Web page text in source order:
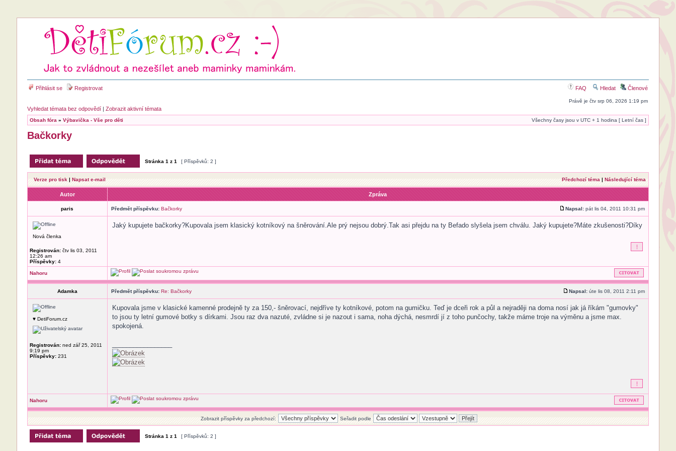
Přihlásit se Registrovat FAQ Hledat Členové
Právě je čtv srp 06, 2026 1:19 pm
Vyhledat témata bez odpovědí| Zobrazit aktivní témata
Obsah fóra » Výbavička - Vše pro děti Všechny časy jsou v UTC + 1 hodina [ Letní čas ]
Bačkorky
Stránka 1 z 1 [ Příspěvků: 2 ]
Verze pro tisk | Napsat e-mail Předchozí téma | Následující téma
Autor Zpráva
paris Předmět příspěvku: Bačkorky Napsal:pát lis 04, 2011 10:31 pm
Nová členka
Registrován:čtv lis 03, 2011
12:26 am
Příspěvky:4
Jaký kupujete bačkorky?Kupovala jsem klasický kotníkový na šněrování.Ale prý nejsou dobrý.Tak asi přejdu na ty Befado slyšela jsem chválu. Jaký kupujete?Máte zkušenosti?Díky
Nahoru
Adamka Předmět příspěvku: Re: Bačkorky Napsal:úte lis 08, 2011 2:11 pm
♥ DetiForum.cz
Registrován:ned zář 25, 2011
9:19 pm
Příspěvky:231
Kupovala jsme v klasické kamenné prodejně ty za 150,- šněrovací, nejdříve ty kotníkové, potom na gumičku. Teď je dceři rok a půl a nejraději na doma nosí jak já říkám "gumovky"
to jsou ty letní gumové botky s dírkami. Jsou raz dva nazuté, zvládne si je nazout i sama, noha dýchá, nesmrdí jí z toho punčochy, takže máme troje na výměnu a jsme max.
spokojená.
Nahoru
Zobrazit příspěvky za předchozí: Seřadit podle
Stránka 1 z 1 [ Příspěvků: 2 ]